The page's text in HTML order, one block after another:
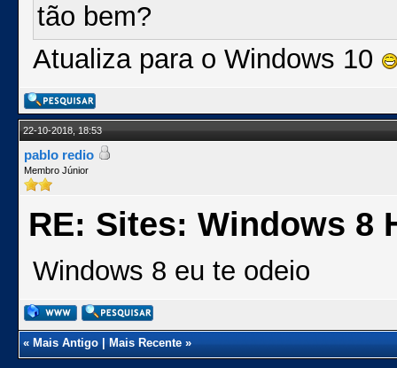
tão bem?
Atualiza para o Windows 10
22-10-2018, 18:53
pablo redio
Membro Júnior
RE: Sites: Windows 8
Windows 8 eu te odeio
«Mais Antigo|Mais Recente»